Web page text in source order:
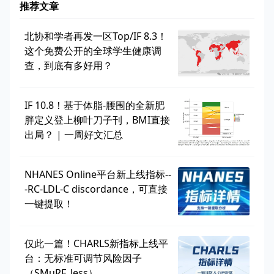
推荐文章
北协和学者再发一区Top/IF 8.3！
这个免费公开的全球学生健康调
查，到底有多好用？
IF 10.8！基于体脂-腰围的全新肥
胖定义登上柳叶刀子刊，BMI直接
出局？ | 一周好文汇总
NHANES Online平台新上线指标--
-RC-LDL-C discordance，可直接
一键提取！
仅此一篇！CHARLS新指标上线平
台：无标准可调节风险因子